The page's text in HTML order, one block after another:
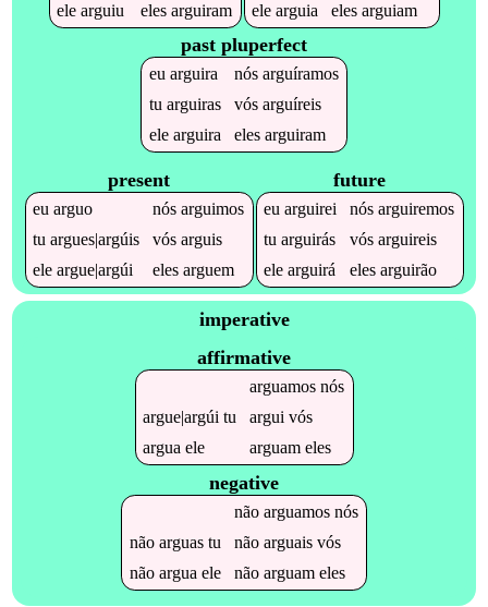
elearguiu elesarguiram
elearguia elesarguiam
past pluperfect
eu arguira nós arguíramos
tu arguiras vós arguíreis
ele arguira eles arguiram
present
euarguo nósarguimos
tuargues|argúis vósarguis
eleargue|argúi elesarguem
future
euarguirei nósarguiremos
tuarguirás vósarguireis
elearguirá elesarguirão
imperative
affirmative
arguamos nós
argue|argúi tu argui vós
argua ele arguam eles
negative
não arguamosnós
não arguastu não arguaisvós
não argua ele não arguameles